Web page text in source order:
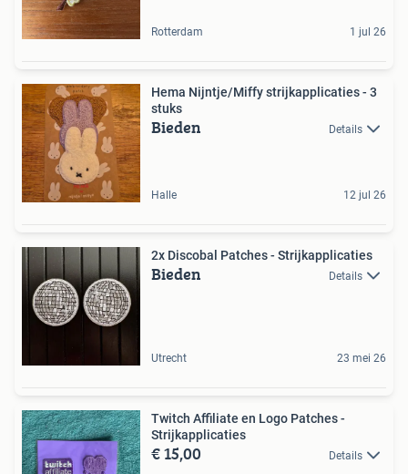
Rotterdam 1 jul 26
Hema Nijntje/Miffy strijkapplicaties - 3
stuks
Bieden Details
Halle 12 jul 26
2x Discobal Patches - Strijkapplicaties
Bieden Details
Utrecht 23 mei 26
Twitch Affiliate en Logo Patches -
Strijkapplicaties
€ 15,00 Details